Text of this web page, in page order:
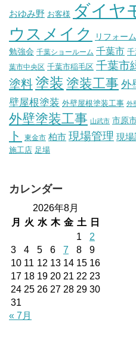
おゆみ野 お客様 ダイヤ
ウスメイク
リフォーム
勉強会 千葉ショールーム 千葉市
葉市中央区 千葉市稲毛区 千葉市
塗料塗装 塗装工事 外
壁屋根塗装 外壁屋根塗装工事 外
外壁塗装工事 山武市 市原
ト
東金市 柏市 現場管理 現場
施工店 足場
カレンダー
2026年8月
月
火 水 木 金 土
日
1
2
3
4 5 6 7 8
9
10 11 12 13 14 15 16
17 18 19 20 21 22 23
24 25 26 27 28 29 30
31
« 7月